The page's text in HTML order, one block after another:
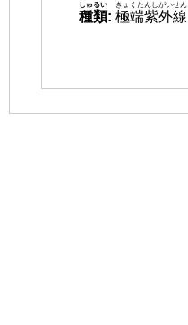
種類
しゅるい
: 極端紫外線
きょくたんしがいせん